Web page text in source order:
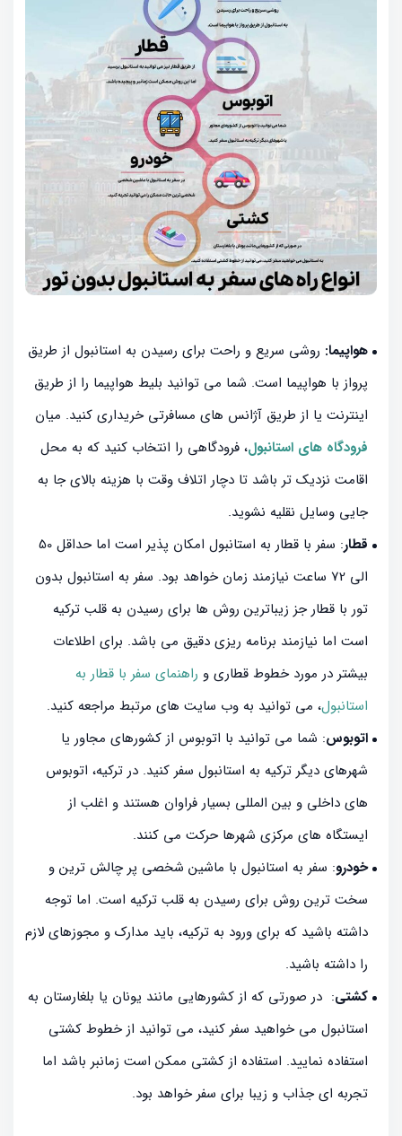
هواپیما: روشی سریع و راحت برای رسیدن به استانبول از طریق
پرواز با هواپیما است. شما می ‌توانید بلیط هواپیما را از طریق
اینترنت یا از طریق آژانس‌ های مسافرتی خریداری کنید. میان
فرودگاه های استانبول، فرودگاهی را انتخاب کنید که به محل
اقامت نزدیک تر باشد تا دچار اتلاف وقت با هزینه بالای جا به
جایی وسایل نقلیه نشوید.
قطار
: سفر با قطار به استانبول امکان پذیر است اما حداقل 50
الی 72 ساعت نیازمند زمان خواهد بود. سفر به استانبول بدون
تور با قطار جز زیباترین روش ها برای رسیدن به قلب ترکیه
است اما نیازمند برنامه ریزی دقیق می باشد. برای اطلاعات
بیشتر در مورد خطوط قطاری و راهنمای سفر با قطار به
استانبول، می ‌توانید به وب ‌سایت‌ های مرتبط مراجعه کنید.
اتوبوس: شما می ‌توانید با اتوبوس از کشورهای مجاور یا
شهرهای دیگر ترکیه به استانبول سفر کنید. در ترکیه، اتوبوس
‌های داخلی و بین‌ المللی بسیار فراوان هستند و اغلب از
ایستگاه‌ های مرکزی شهرها حرکت می ‌کنند.
خودرو: سفر به استانبول با ماشین شخصی پر چالش ترین و
سخت ترین روش برای رسیدن به قلب ترکیه است. اما توجه
داشته باشید که برای ورود به ترکیه، باید مدارک و مجوزهای لازم
را داشته باشید.
کشتی: در صورتی که از کشورهایی مانند یونان یا بلغارستان به
استانبول می ‌خواهید سفر کنید، می ‌توانید از خطوط کشتی
استفاده نمایید. استفاده از کشتی ممکن است زمانبر باشد اما
تجربه ‌ای جذاب و زیبا برای سفر خواهد بود.